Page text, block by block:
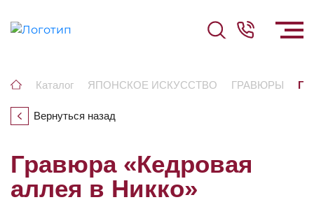
Каталог ЯПОНСКОЕ ИСКУССТВО ГРАВЮРЫ
Вернуться назад
Гравюра «Кедровая
аллея в Никко»